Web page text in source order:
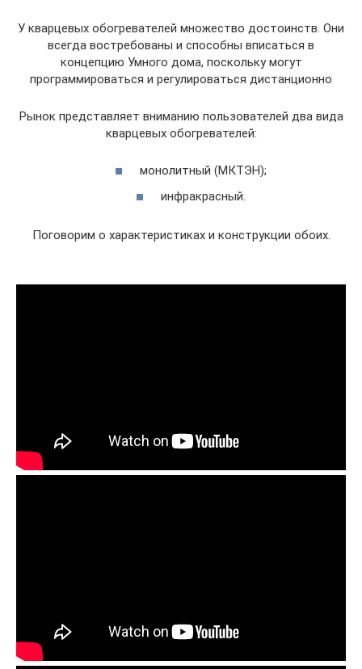
У кварцевых обогревателей множество достоинств. Они
всегда востребованы и способны вписаться в
концепцию Умного дома, поскольку могут
программироваться и регулироваться дистанционно
Рынок представляет вниманию пользователей два вида
кварцевых обогревателей:
монолитный (МКТЭН);
инфракрасный.
Поговорим о характеристиках и конструкции обоих.